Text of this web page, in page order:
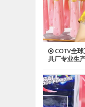
COTV全
具厂专业生
伴手礼等餐
良、款式多
订单，欢迎